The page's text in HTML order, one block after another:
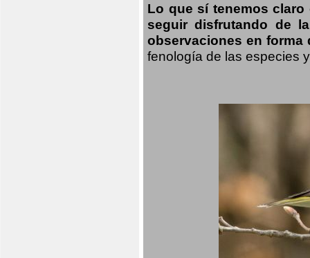
Lo que sí tenemos
seguir disfrutando de
observaciones en forma
fenología de las especies